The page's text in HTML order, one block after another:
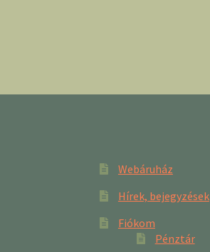
Webáruház
Hírek, bejegyzések
Fiókom
Pénztár